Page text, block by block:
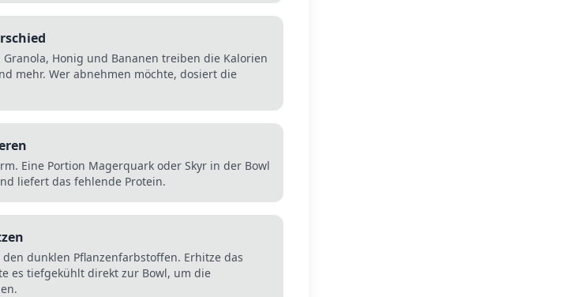
Honig und Bananen treiben die Kalorien
mehr. Wer abnehmen möchte, dosiert die
Eine Portion Magerquark oder Skyr in der Bowl
liefert das fehlende Protein.
dunklen Pflanzenfarbstoffen. Erhitze das
es tiefgekühlt direkt zur Bowl, um die